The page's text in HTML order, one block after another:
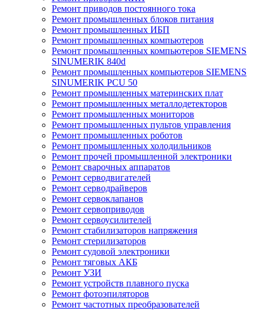
Ремонт приводов постоянного тока
Ремонт промышленных блоков питания
Ремонт промышленных ИБП
Ремонт промышленных компьютеров
Ремонт промышленных компьютеров SIEMENS
SINUMERIK 840d
Ремонт промышленных компьютеров SIEMENS
SINUMERIK PCU 50
Ремонт промышленных материнских плат
Ремонт промышленных металлодетекторов
Ремонт промышленных мониторов
Ремонт промышленных пультов управления
Ремонт промышленных роботов
Ремонт промышленных холодильников
Ремонт прочей промышленной электроники
Ремонт сварочных аппаратов
Ремонт серводвигателей
Ремонт серводрайверов
Ремонт сервоклапанов
Ремонт сервоприводов
Ремонт сервоусилителей
Ремонт стабилизаторов напряжения
Ремонт стерилизаторов
Ремонт судовой электроники
Ремонт тяговых АКБ
Ремонт УЗИ
Ремонт устройств плавного пуска
Ремонт фотоэпиляторов
Ремонт частотных преобразователей